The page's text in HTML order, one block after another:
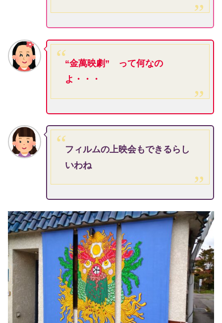
“金萬映劇” って何なの
よ・・・
フィルムの上映会もできるらし
いわね